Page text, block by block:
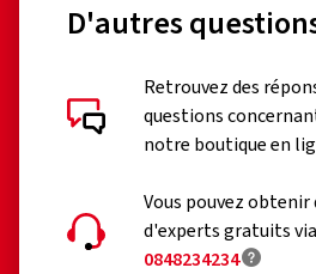
D'autres
Retrouvez des
questions
notre boutique en
Vous pouvez obtenir
d'experts gratuits
0848234234